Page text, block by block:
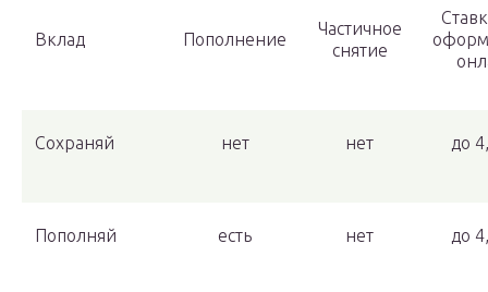
Вклад Пополнение
Частичное
снятие
Сохраняй нет нет до
Пополняй есть нет до